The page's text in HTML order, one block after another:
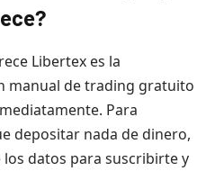
Libertex es la
manual de trading gratuito
Para
depositar nada de dinero,
datos para suscribirte y